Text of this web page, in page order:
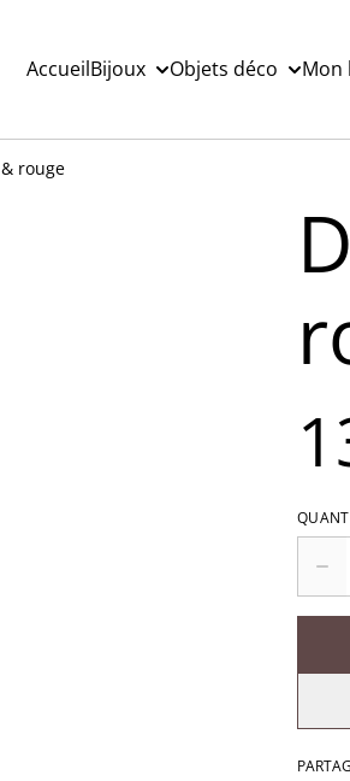
AccueilBijoux Objets déco Mon
rouge